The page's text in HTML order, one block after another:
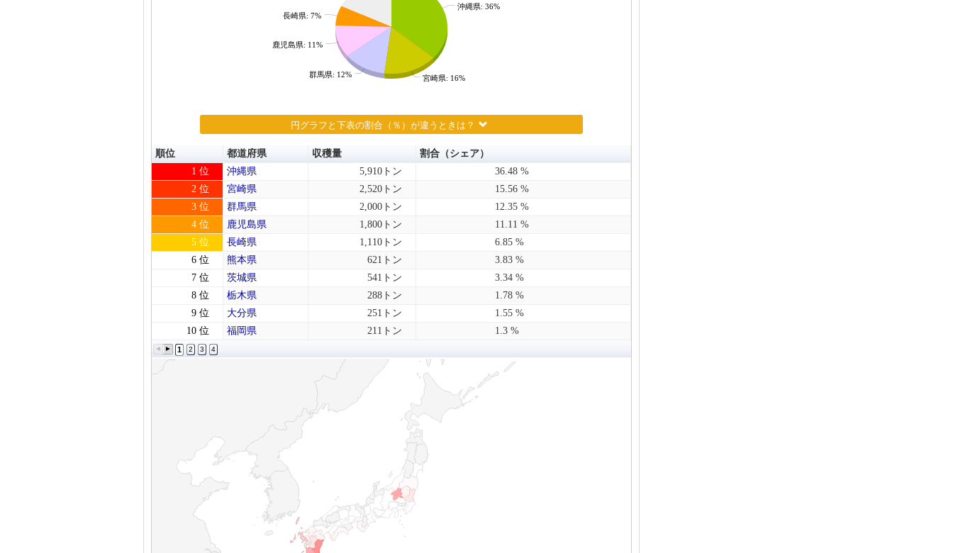
沖縄県: 36%
宮崎県: 16%
群馬県: 12%
鹿児島県: 11%
長崎県: 7%
円グラフと下表の割合（％）が違うときは？
順位 都道府県 収穫量
割合（シェア）
1 位
沖縄県 5,910トン
36.48 %
2 位
宮崎県 2,520トン
15.56 %
3 位
群馬県 2,000トン
12.35 %
4 位
鹿児島県 1,800トン
11.11 %
5 位
長崎県 1,110トン
6.85 %
6 位
熊本県 621トン
3.83 %
7 位
茨城県 541トン
3.34 %
8 位
栃木県 288トン
1.78 %
9 位
大分県 251トン
1.55 %
10 位
福岡県 211トン 1.3 %
1 2 3 4